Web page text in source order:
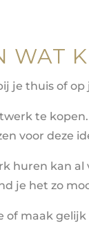
WAT
je thuis of op
te
voor deze
huren kan al
je het zo
maak